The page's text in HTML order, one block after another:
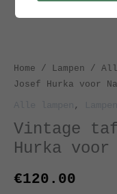
Home / Lampen /
Josef Hurka voor
,
Vintage
Hurka voor
€120.00